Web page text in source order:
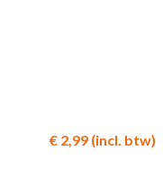
€ 2,99 (incl. btw)